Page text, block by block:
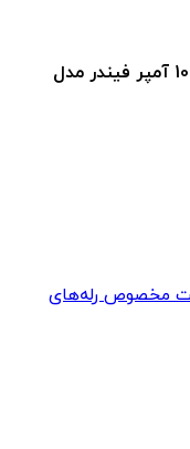
کالاهای مکمل رله 230VAC سه کنتاکت 10 آمپر فیندر مدل
مخصوص رله‌های